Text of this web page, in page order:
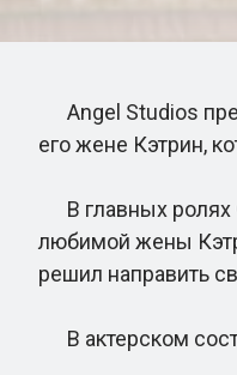
Angel Studios
его жене Кэтрин,
В главных ролях
любимой жены
решил направить
В актерском